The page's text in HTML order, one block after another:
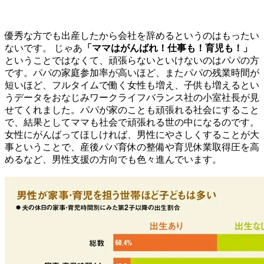
優秀な方でも出産したから会社を辞めるというのはもったい
ないです。 じゃあ 「ママはがんばれ！仕事も！育児も！」
ということではなくて、頑張らないといけないのはパパの方
です。パパの家庭参加率が高いほど、またパパの残業時間が
短いほど、フルタイムで働く女性も増え、子供も増えるとい
うデータをおなじみワークライフバランス社の小室社長が見
せてくれました。パパが家のことも頑張れる社会にすること
で、結果としてママも社会で頑張れる世の中になるのです。
女性にがんばってほしければ、男性にやさしくすることが大
事ということで、産後パパ育休の整備や育児休業取得圧を高
めるなど、男性支援の方向でも色々進んでいます。